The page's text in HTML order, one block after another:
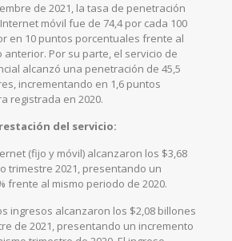
de 2021, la tasa de penetración
móvil fue de 74,4 por cada 100
en 10 puntos porcentuales frente al
anterior. Por su parte, el servicio de
alcanzó una penetración de 45,5
incrementando en 1,6 puntos
registrada en 2020.
del servicio:
(fijo y móvil) alcanzaron los $3,68
trimestre 2021, presentando un
frente al mismo periodo de 2020.
ingresos alcanzaron los $2,08 billones
de 2021, presentando un incremento